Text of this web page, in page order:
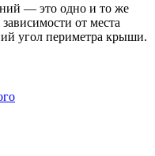
— это одно и то же
от места
угол периметра крыши.